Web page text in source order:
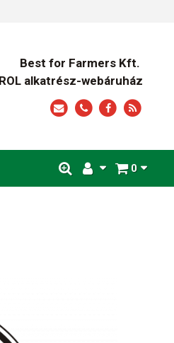
Best for Farmers Kft.
alkatrész-webáruház
0